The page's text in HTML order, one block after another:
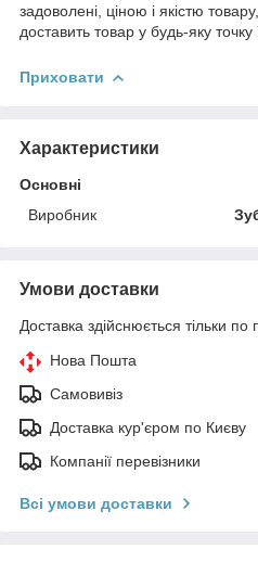
задоволені, ціною і якістю
доставить товар у будь-яку
Приховати
Характеристики
Основні
Виробник
Умови доставки
Доставка здійснюється тільки по
Нова Пошта
Самовивіз
Доставка кур'єром по Києву
Компанії перевізники
Всі умови доставки